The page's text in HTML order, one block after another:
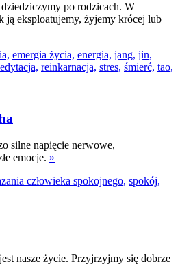
po rodzicach. W
ją eksploatujemy, żyjemy krócej lub
emergia życia, energia, jang, jin,
reinkarnacja, stres, śmierć, tao,
silne napięcie nerwowe,
emocje. »
człowieka spokojnego, spokój,
nasze życie. Przyjrzyjmy się dobrze